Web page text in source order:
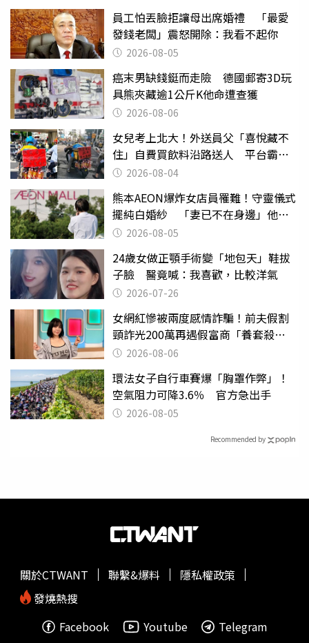
員工怕丟臉拒讓母出席婚禮 「最愛
發錢老闆」震怒開除：我看不起你
2026-08-05
癌末男缺錢鋌而走險 德國郵寄3D玩
具熊夾藏逾1公斤K他命遭查獲
2026-08-06
女兒考上北大！外送員父「喜悅藏不
住」自費買飲料沿路送人 平台霸氣
幫付學費
2026-08-04
熊本AEON爆炸女店員罹難！守靈儀式
擺純白婚紗 「妻已不在身邊」他淚
喊：無法想像
2026-08-05
24歲女做正顎手術變「地包天」鞋拔
子臉 醫竟喊：我喜歡，比較洋氣
2026-07-26
女網紅慘被兩度感情詐騙！前夫假割
頸詐光200萬再遇假富商「養套殺
2000萬」
2026-08-06
環法女子自行車賽爆「胸罩作弊」！
空氣阻力可降3.6％ 官方急出手
2026-08-05
Recommended by
關於CTWANT 聯繫&爆料
隱私權政策
發燒熱搜
Facebook
Youtube Telegram